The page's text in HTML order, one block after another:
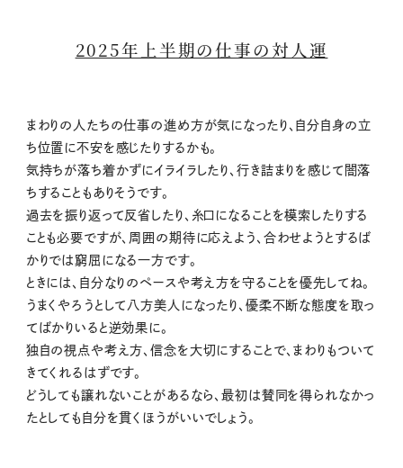
2025年上半期の仕事の対人運
まわりの人たちの仕事の進め方が気になったり、自分自身の立
ち位置に不安を感じたりするかも。
気持ちが落ち着かずにイライラしたり、行き詰まりを感じて闇落
ちすることもありそうです。
過去を振り返って反省したり、糸口になることを模索したりする
ことも必要ですが、周囲の期待に応えよう、合わせようとするば
かりでは窮屈になる一方です。
ときには、自分なりのペースや考え方を守ることを優先してね。
うまくやろうとして八方美人になったり、優柔不断な態度を取っ
てばかりいると逆効果に。
独自の視点や考え方、信念を大切にすることで、まわりもついて
きてくれるはずです。
どうしても譲れないことがあるなら、最初は賛同を得られなかっ
たとしても自分を貫くほうがいいでしょう。